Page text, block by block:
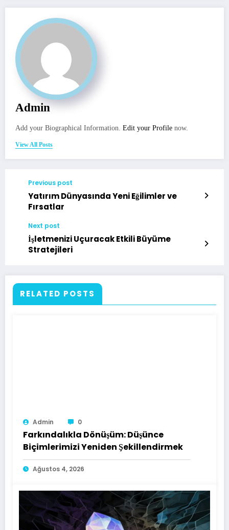
Admin
Add your Biographical Information. Edit your Profile now.
View All Posts
Previous post
Yatırım Dünyasında Yeni Eğilimler ve
Fırsatlar
Next post
İşletmenizi Uçuracak Etkili Büyüme
Stratejileri
RELATED POSTS
Admin 0
Farkındalıkla Dönüşüm: Düşünce
Biçimlerimizi Yeniden Şekillendirmek
Ağustos 4, 2026